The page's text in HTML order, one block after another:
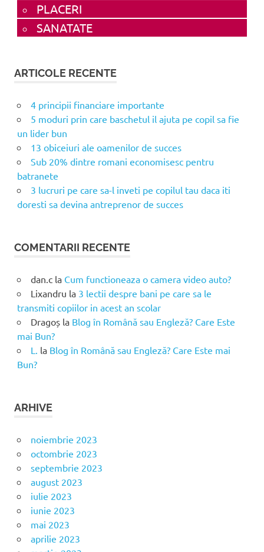
PLACERI
SANATATE
ARTICOLE RECENTE
4 principii financiare importante
5 moduri prin care baschetul il ajuta pe copil sa fie
un lider bun
13 obiceiuri ale oamenilor de succes
Sub 20% dintre romani economisesc pentru
batranete
3 lucruri pe care sa-l inveti pe copilul tau daca iti
doresti sa devina antreprenor de succes
COMENTARII RECENTE
dan.cla Cum functioneaza o camera video auto?
Lixandru la 3 lectii despre bani pe care sa le
transmiti copiilor in acest an scolar
Dragoșla Blog în Română sau Engleză? Care Este
mai Bun?
L.
la Blog în Română sau Engleză? Care Este mai
Bun?
ARHIVE
noiembrie 2023
octombrie 2023
septembrie 2023
august 2023
iulie 2023
iunie 2023
mai 2023
aprilie 2023